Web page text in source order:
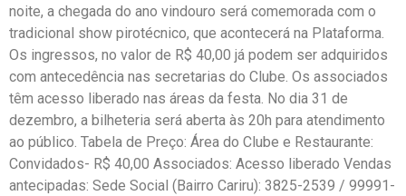
noite, a chegada do ano vindouro será comemorada com o
tradicional show pirotécnico, que acontecerá na Plataforma.
Os ingressos, no valor de R$ 40,00 já podem ser adquiridos
com antecedência nas secretarias do Clube. Os associados
têm acesso liberado nas áreas da festa. No dia 31 de
dezembro, a bilheteria será aberta às 20h para atendimento
ao público. Tabela de Preço: Área do Clube e Restaurante:
Convidados- R$ 40,00 Associados: Acesso liberado Vendas
antecipadas: Sede Social (Bairro Cariru): 3825-2539 / 99991-